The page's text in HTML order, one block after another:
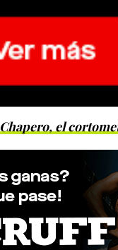
Chapero, el